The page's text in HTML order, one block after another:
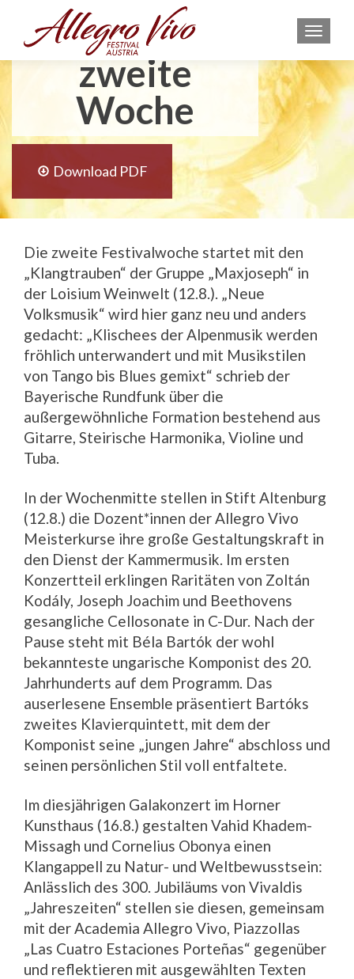
startet in die
zweite
Woche
Download PDF
Die zweite Festivalwoche startet mit den
„Klangtrauben“ der Gruppe „Maxjoseph“ in
der Loisium Weinwelt (12.8.). „Neue
Volksmusik“ wird hier ganz neu und anders
gedacht: „Klischees der Alpenmusik werden
fröhlich unterwandert und mit Musikstilen
von Tango bis Blues gemixt“ schrieb der
Bayerische Rundfunk über die
außergewöhnliche Formation bestehend aus
Gitarre, Steirische Harmonika, Violine und
Tuba.
In der Wochenmitte stellen in Stift Altenburg
(12.8.) die Dozent*innen der Allegro Vivo
Meisterkurse ihre große Gestaltungskraft in
den Dienst der Kammermusik. Im ersten
Konzertteil erklingen Raritäten von Zoltán
Kodály, Joseph Joachim und Beethovens
gesangliche Cellosonate in C-Dur. Nach der
Pause steht mit Béla Bartók der wohl
bekannteste ungarische Komponist des 20.
Jahrhunderts auf dem Programm. Das
auserlesene Ensemble präsentiert Bartóks
zweites Klavierquintett, mit dem der
Komponist seine „jungen Jahre“ abschloss und
seinen persönlichen Stil voll entfaltete.
Im diesjährigen Galakonzert im Horner
Kunsthaus (16.8.) gestalten Vahid Khadem-
Missagh und Cornelius Obonya einen
Klangappell zu Natur- und Weltbewusstsein:
Anlässlich des 300. Jubiläums von Vivaldis
„Jahreszeiten“ stellen sie diesen, gemeinsam
mit der Academia Allegro Vivo, Piazzollas
„Las Cuatro Estaciones Porteñas“ gegenüber
und reflektieren mit ausgewählten Texten